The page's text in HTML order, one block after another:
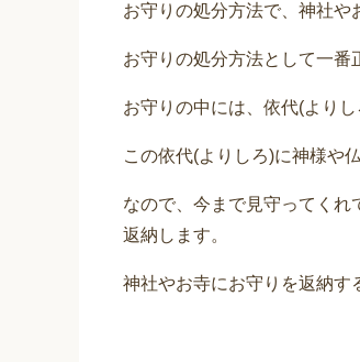
お守りの処分方法で、神社や
お守りの処分方法として一番
お守りの中には、依代(より
この依代(よりしろ)に神様や
なので、今まで見守ってくれ
返納します。
神社やお寺にお守りを返納す